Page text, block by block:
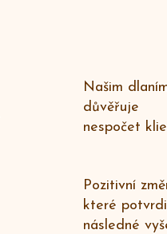
Našim
důvěřuje
nespočet
Pozitivní
které
následné